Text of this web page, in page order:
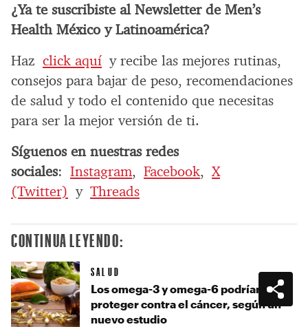
¿Ya te suscribiste al Newsletter de Men’s
Health México y Latinoamérica?
Haz click aquí y recibe las mejores rutinas,
consejos para bajar de peso, recomendaciones
de salud y todo el contenido que necesitas
para ser la mejor versión de ti.
Síguenos en nuestras redes
sociales: Instagram, Facebook,X
(Twitter) y Threads
CONTINUA LEYENDO:
SALUD
Los omega-3 y omega-6 podrían
proteger contra el cáncer, según un
nuevo estudio